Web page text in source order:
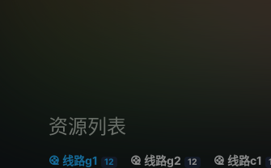
会让瞳的温柔之心愈发闪耀……而瞳的
资源列表
线路g1 12 线路g2 12 线路c1